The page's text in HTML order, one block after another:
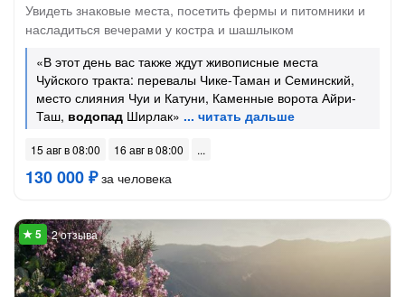
Увидеть знаковые места, посетить фермы и питомники и
насладиться вечерами у костра и шашлыком
«В этот день вас также ждут живописные места
Чуйского тракта: перевалы Чике-Таман и Семинский,
место слияния Чуи и Катуни, Каменные ворота Айри-
Таш, водопад Ширлак»
15 авг в 08:00 16 авг в 08:00
130 000 ₽за человека
2 отзыва